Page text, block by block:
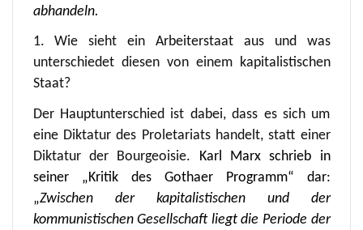
abhandeln.
1. Wie sieht ein Arbeiterstaat aus und was
unterschiedet diesen von einem kapitalistischen
Staat?
Der Hauptunterschied ist dabei, dass es sich um
eine Diktatur des Proletariats handelt, statt einer
Diktatur der Bourgeoisie. Karl Marx schrieb in
seiner „Kritik des Gothaer Programm“ dar:
„Zwischen der kapitalistischen und der
kommunistischen Gesellschaft liegt die Periode der